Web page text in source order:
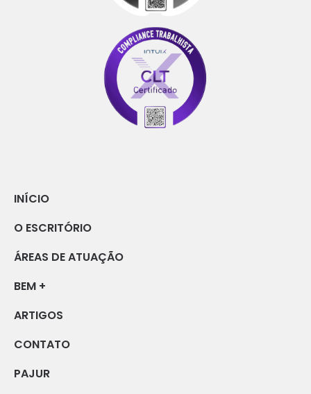
INÍCIO
O ESCRITÓRIO
ÁREAS DE ATUAÇÃO
BEM +
ARTIGOS
CONTATO
PAJUR